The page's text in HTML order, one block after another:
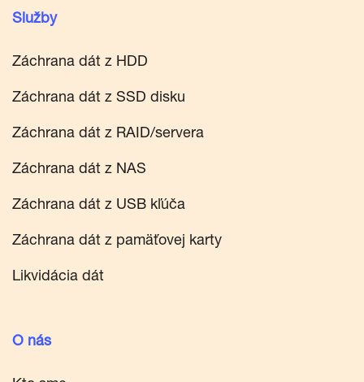
Služby
Záchrana dát z HDD
Záchrana dát z SSD disku
Záchrana dát z RAID/servera
Záchrana dát z NAS
Záchrana dát z USB kľúča
Záchrana dát z pamäťovej karty
Likvidácia dát
O nás